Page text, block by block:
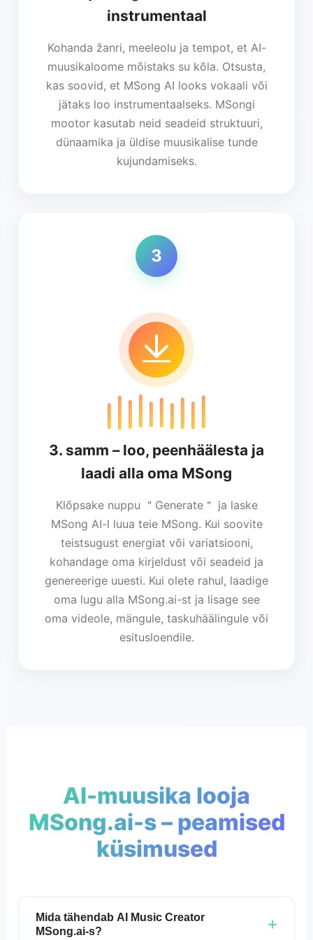
instrumentaal
Kohanda žanri, meeleolu ja tempot, et AI-
muusikaloome mõistaks su kõla. Otsusta,
kas soovid, et MSong AI looks vokaali või
jätaks loo instrumentaalseks. MSongi
mootor kasutab neid seadeid struktuuri,
dünaamika ja üldise muusikalise tunde
kujundamiseks.
3
3. samm – loo, peenhäälesta ja
laadi alla oma MSong
Klõpsake nuppu ＂Generate＂ ja laske
MSong AI-l luua teie MSong. Kui soovite
teistsugust energiat või variatsiooni,
kohandage oma kirjeldust või seadeid ja
genereerige uuesti. Kui olete rahul, laadige
oma lugu alla MSong.ai-st ja lisage see
oma videole, mängule, taskuhäälingule või
esitusloendile.
AI-muusika looja
MSong.ai-s – peamised
küsimused
Mida tähendab AI Music Creator
MSong.ai-s?
+